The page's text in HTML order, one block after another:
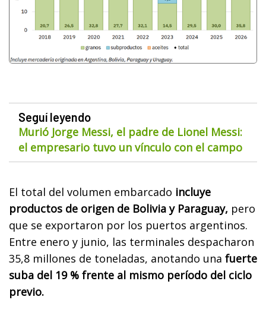
Seguí leyendo
Murió Jorge Messi, el padre de Lionel Messi:
el empresario tuvo un vínculo con el campo
El total del volumen embarcado incluye
productos de origen de Bolivia y Paraguay, pero
que se exportaron por los puertos argentinos.
Entre enero y junio, las terminales despacharon
35,8 millones de toneladas, anotando una fuerte
suba del 19 % frente al mismo período del ciclo
previo.